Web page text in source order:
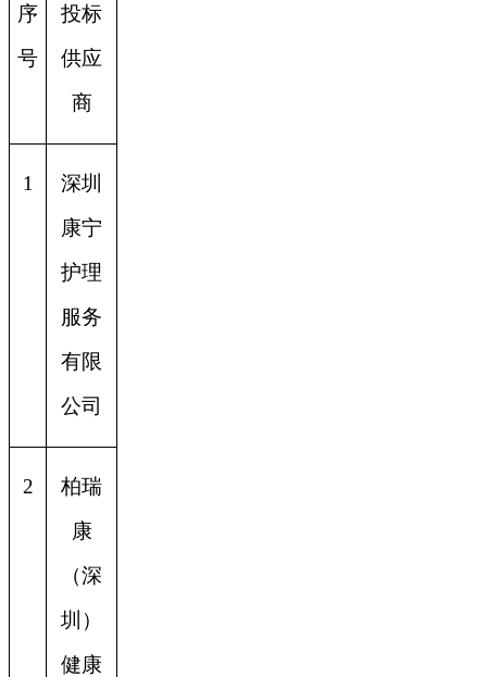
序
号
投标
供应
商
1
深圳
康宁
护理
服务
有限
公司
2
柏瑞
康
（深
圳）
健康